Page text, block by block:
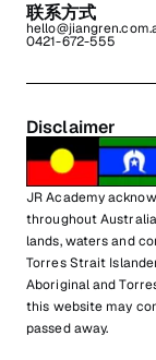
联系方式
0421-672-555
Disclaimer
JR Academy
throughout
lands, waters and
Torres Strait
Aboriginal and
this website may
passed away.